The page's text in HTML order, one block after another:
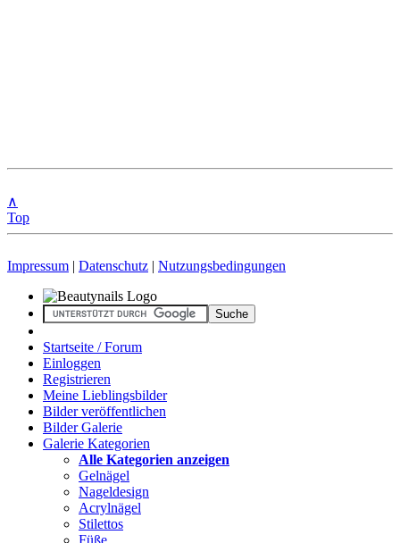
∧
Top
Impressum | Datenschutz | Nutzungsbedingungen
Startseite / Forum
Einloggen
Registrieren
Meine Lieblingsbilder
Bilder veröffentlichen
Bilder Galerie
Galerie Kategorien
Alle Kategorien anzeigen
Gelnägel
Nageldesign
Acrylnägel
Stilettos
Füße